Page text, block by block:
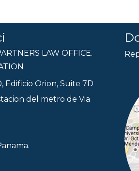
LAW OFFICE.
Edificio Orion, Suite 7D
del metro de Via